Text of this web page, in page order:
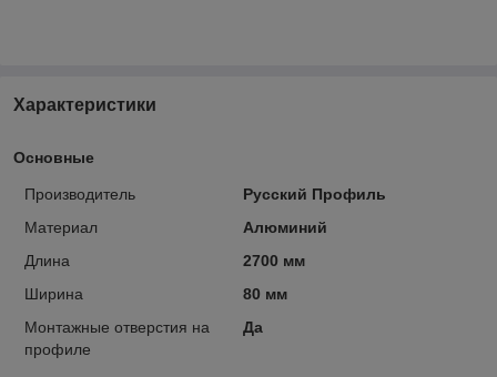
Характеристики
Основные
Производитель
Русский Профиль
Материал
Алюминий
Длина
2700 мм
Ширина
80 мм
Монтажные отверстия на
профиле
Да